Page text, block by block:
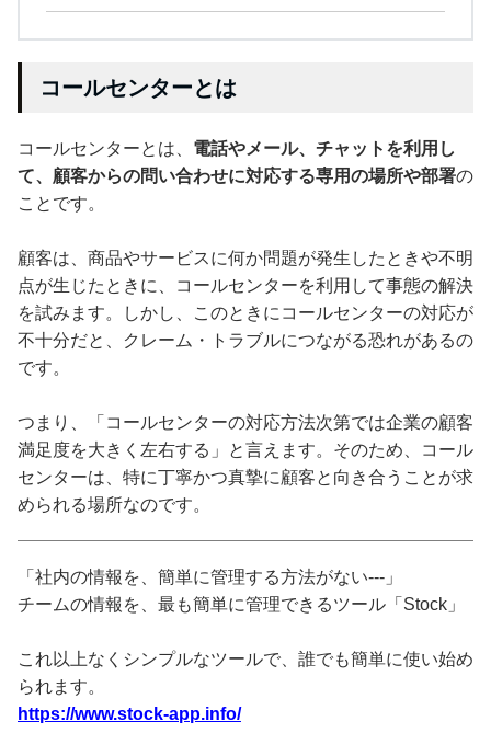
コールセンターとは
コールセンターとは、 電話やメール、チャットを利用し
て、顧客からの問い合わせに対応する専用の場所や部署の
ことです。
顧客は、商品やサービスに何か問題が発生したときや不明
点が生じたときに、コールセンターを利用して事態の解決
を試みます。しかし、このときにコールセンターの対応が
不十分だと、クレーム・トラブルにつながる恐れがあるの
です。
つまり、「コールセンターの対応方法次第では企業の顧客
満足度を大きく左右する」と言えます。そのため、コール
センターは、特に丁寧かつ真摯に顧客と向き合うことが求
められる場所なのです。
「社内の情報を、簡単に管理する方法がない---」
チームの情報を、最も簡単に管理できるツール「Stock」
これ以上なくシンプルなツールで、誰でも簡単に使い始め
られます。
https://www.stock-app.info/